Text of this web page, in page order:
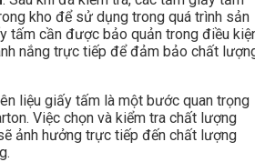
kho để sử dụng trong quá trình sản
tấm cần được bảo quản trong điều
nắng trực tiếp để đảm bảo chất
liệu giấy tấm là một bước quan trọng
Việc chọn và kiểm tra chất lượng
ảnh hưởng trực tiếp đến chất lượng